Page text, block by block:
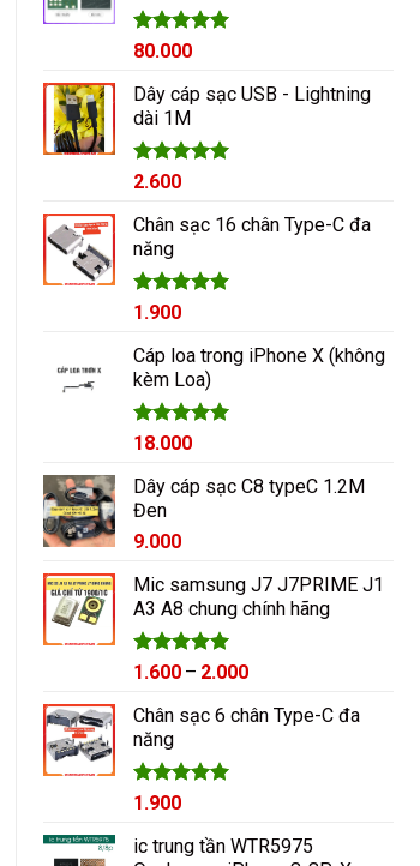
Được xếp
5 sao
80.000
Dây cáp sạc USB - Lightning
dài 1M
Được xếp
5 sao
2.600
Chân sạc 16 chân Type-C đa
năng
Được xếp
5 sao
1.900
Cáp loa trong iPhone X (không
kèm Loa)
Được xếp
5 sao
18.000
Dây cáp sạc C8 typeC 1.2M
Đen
9.000
Mic samsung J7 J7PRIME J1
A3 A8 chung chính hãng
Được xếp
5 sao
1.600 – 2.000Khoảng
từ
Chân sạc 6 chân Type-C đa
năng
Được xếp
5 sao
1.900
ic trung tần WTR5975